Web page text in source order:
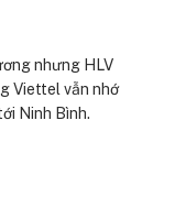
nhưng HLV
Viettel vẫn nhớ
Ninh Bình.